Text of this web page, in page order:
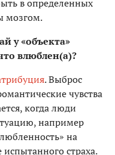
в определенных
мозгом.
у «объекта»
влюблен(а)?
. Выброс
чувства
когда люди
например
на
страха.